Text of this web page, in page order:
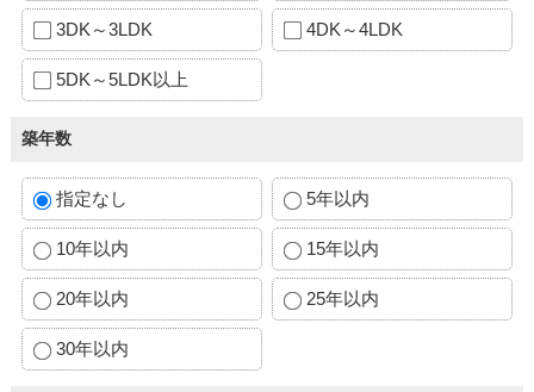
3DK～3LDK 4DK～4LDK
5DK～5LDK以上
築年数
指定なし 5年以内
10年以内 15年以内
20年以内 25年以内
30年以内